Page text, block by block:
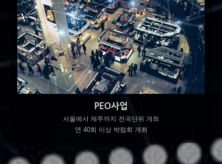
PEO사업
서울에서 제주까지 전국단위 개최
연 40회 이상 박람회 개최